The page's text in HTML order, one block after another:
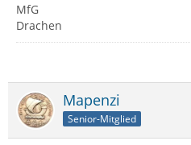
MfG
Drachen
Mapenzi
Senior-Mitglied